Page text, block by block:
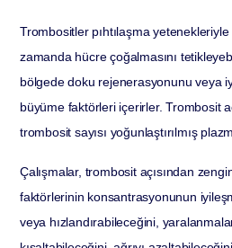
Trombositler pıhtılaşma
zamanda hücre çoğalmasını
bölgede doku rejenerasyonunu veya
büyüme faktörleri içerirler. Trombosit
trombosit sayısı yoğunlaştırılmış
Çalışmalar, trombosit açısından
faktörlerinin konsantrasyonunun
veya hızlandırabileceğini,